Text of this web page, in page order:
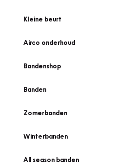
Kleine beurt
Airco onderhoud
Bandenshop
Banden
Zomerbanden
Winterbanden
All season banden